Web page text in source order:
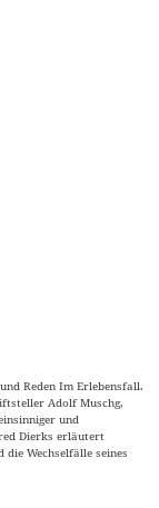
Reden Im Erlebensfall.
Adolf Muschg,
und
Dierks erläutert
Wechselfälle seines